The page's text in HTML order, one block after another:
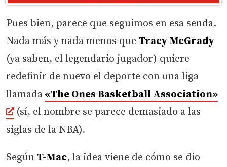
Pues bien, parece que seguimos en esa senda.
Nada más y nada menos que Tracy McGrady
(ya saben, el legendario jugador) quiere
redefinir de nuevo el deporte con una liga
llamada «The Ones Basketball Association»
(sí, el nombre se parece demasiado a las
siglas de la NBA).
Según T-Mac, la idea viene de cómo se dio